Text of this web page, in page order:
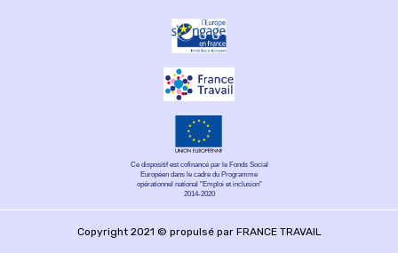
Ce dispositif est cofinancé par le Fonds Social
Européen dans le cadre du Programme
opérationnel national "Emploi et inclusion"
2014-2020
Copyright 2021 © propulsé par FRANCE TRAVAIL